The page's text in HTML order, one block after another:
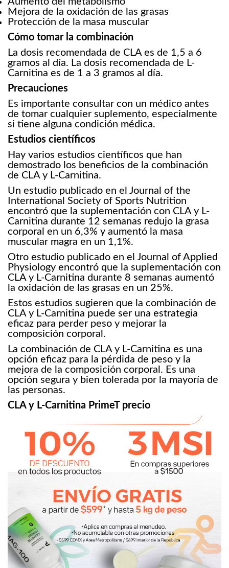
Mejora de la oxidación de las grasas
Protección de la masa muscular
Cómo tomar la combinación
La dosis recomendada de CLA es de 1,5 a 6
gramos al día. La dosis recomendada de L-
Carnitina es de 1 a 3 gramos al día.
Precauciones
Es importante consultar con un médico antes
de tomar cualquier suplemento, especialmente
si tiene alguna condición médica.
Estudios científicos
Hay varios estudios científicos que han
demostrado los beneficios de la combinación
de CLA y L-Carnitina.
Un estudio publicado en el Journal of the
International Society of Sports Nutrition
encontró que la suplementación con CLA y L-
Carnitina durante 12 semanas redujo la grasa
corporal en un 6,3% y aumentó la masa
muscular magra en un 1,1%.
Otro estudio publicado en el Journal of Applied
Physiology encontró que la suplementación con
CLA y L-Carnitina durante 8 semanas aumentó
la oxidación de las grasas en un 25%.
Estos estudios sugieren que la combinación de
CLA y L-Carnitina puede ser una estrategia
eficaz para perder peso y mejorar la
composición corporal.
La combinación de CLA y L-Carnitina es una
opción eficaz para la pérdida de peso y la
mejora de la composición corporal. Es una
opción segura y bien tolerada por la mayoría de
las personas.
CLA y L-Carnitina PrimeT precio